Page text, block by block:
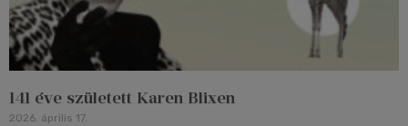
141 éve született Karen Blixen
2026. április 17.